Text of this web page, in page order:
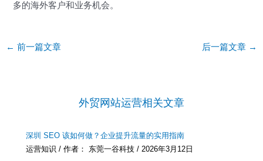
多的海外客户和业务机会。
Post
← 前一篇文章 后一篇文章 →
外贸网站运营相关文章
深圳 SEO 该如何做？企业提升流量的实用指南
运营知识 / 作者： 东莞一谷科技/ 2026年3月12日